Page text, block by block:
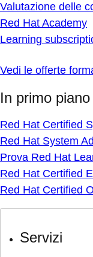
Valutazione delle
Red Hat Academy
Learning
Vedi le offerte
In primo piano
Red Hat Certified
Red Hat System
Prova Red Hat
Red Hat Certified
Red Hat Certified
Servizi